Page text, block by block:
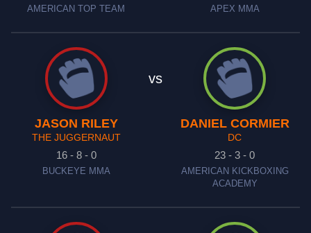
AMERICAN TOP TEAM APEX MMA
JASON RILEY
THE JUGGERNAUT
16 - 8 - 0
BUCKEYE MMA
vs
DANIEL CORMIER
DC
23 - 3 - 0
AMERICAN KICKBOXING
ACADEMY